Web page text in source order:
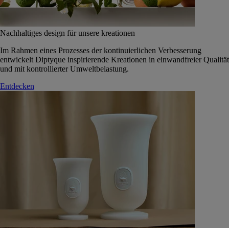
Nachhaltiges design für unsere kreationen
Im Rahmen eines Prozesses der kontinuierlichen Verbesserung
entwickelt Diptyque inspirierende Kreationen in einwandfreier Qualität
und mit kontrollierter Umweltbelastung.
Entdecken